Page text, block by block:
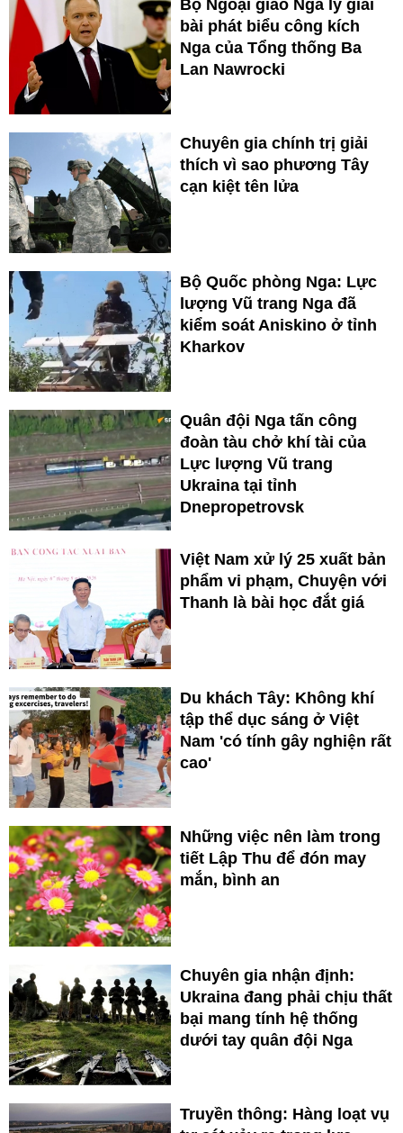
Bộ Ngoại giao Nga lý giải
bài phát biểu công kích
Nga của Tổng thống Ba
Lan Nawrocki
Chuyên gia chính trị giải
thích vì sao phương Tây
cạn kiệt tên lửa
Bộ Quốc phòng Nga: Lực
lượng Vũ trang Nga đã
kiểm soát Aniskino ở tỉnh
Kharkov
Quân đội Nga tấn công
đoàn tàu chở khí tài của
Lực lượng Vũ trang
Ukraina tại tỉnh
Dnepropetrovsk
Việt Nam xử lý 25 xuất bản
phẩm vi phạm, Chuyện với
Thanh là bài học đắt giá
Du khách Tây: Không khí
tập thể dục sáng ở Việt
Nam 'có tính gây nghiện rất
cao'
Những việc nên làm trong
tiết Lập Thu để đón may
mắn, bình an
Chuyên gia nhận định:
Ukraina đang phải chịu thất
bại mang tính hệ thống
dưới tay quân đội Nga
Truyền thông: Hàng loạt vụ